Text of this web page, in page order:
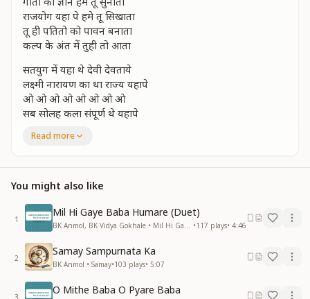
राजयोग यहा पे हमे तू सिखाता
तू ही पतितो को पावन बनाता
कल्प के अंत में तुही तो आता
सतयुग में यहा थे देवी देवताये
लक्ष्मी नारायण का था राज्य यहापे
ओ ओ ओ ओ ओ ओ ओ ओ
सब सोलह कला संपूर्ण थे यहापे
यहा पे यहां पे यहां पे
बारासो पचास साल बीते
बारासो पचास साल बीते
बारासो पचास साल बीते
त्रेता में यहा थे देवी देवताए
राम और सीता का था राज्य यहा पे
ओ ओ ओ ओ ओ ओ ओ ओ
सब चौदह कला सम्पूर्ण थे यहा पे
था सुख ही सुख था ना
Read more
You might also like
1
Mil Hi Gaye Baba Humare (Duet)
•117 plays• 4:46
2
Samay Sampurnata Ka
BK Anmol • Samay•103 plays• 5:07
3
O Mithe Baba O Pyare Baba